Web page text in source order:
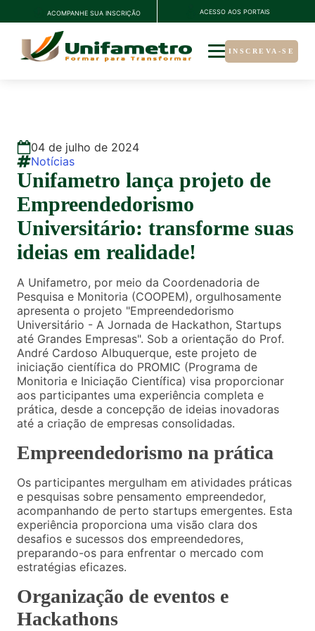
ACOMPANHE SUA INSCRIÇÃO ACESSO AOS PORTAIS
INSCREVA-SE
04 de julho de 2024
Notícias
Unifametro lança projeto de
Empreendedorismo
Universitário: transforme suas
ideias em realidade!
A Unifametro, por meio da Coordenadoria de
Pesquisa e Monitoria (COOPEM), orgulhosamente
apresenta o projeto "Empreendedorismo
Universitário - A Jornada de Hackathon, Startups
até Grandes Empresas". Sob a orientação do Prof.
André Cardoso Albuquerque, este projeto de
iniciação científica do PROMIC (Programa de
Monitoria e Iniciação Científica) visa proporcionar
aos participantes uma experiência completa e
prática, desde a concepção de ideias inovadoras
até a criação de empresas consolidadas.
Empreendedorismo na prática
Os participantes mergulham em atividades práticas
e pesquisas sobre pensamento empreendedor,
acompanhando de perto startups emergentes. Esta
experiência proporciona uma visão clara dos
desafios e sucessos dos empreendedores,
preparando-os para enfrentar o mercado com
estratégias eficazes.
Organização de eventos e
Hackathons